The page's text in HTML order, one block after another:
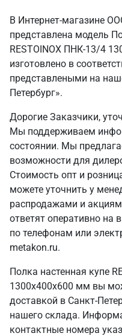
В Интернет-магазине
представлена модель
RESTOINOX ПНК-13/4
изготовлено в
представлеными на
Петербург».
Дорогие Заказчики,
Мы поддерживаем
состоянии. Мы
возможности для
Стоимость опт и
можете уточнить у
распродажами и
ответят оперативно на
по телефонам или
metakon.ru.
Полка настенная купе
1300x400x600 мм вы
доставкой в
нашего склада.
контактные номера